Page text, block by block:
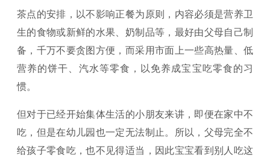
茶点的安排，以不影响正餐为原则，内容必须是营养卫
生的食物或新鲜的水果、奶制品等，最好由父母自己制
备，千万不要贪图方便，而采用市面上一些高热量、低
营养的饼干、汽水等零食，以免养成宝宝吃零食的习
惯。
但对于已经开始集体生活的小朋友来讲，即便在家中不
吃，但是在幼儿园也一定无法制止。所以，父母完全不
给孩子零食吃，也不见得适当，因此宝宝看到别人吃这